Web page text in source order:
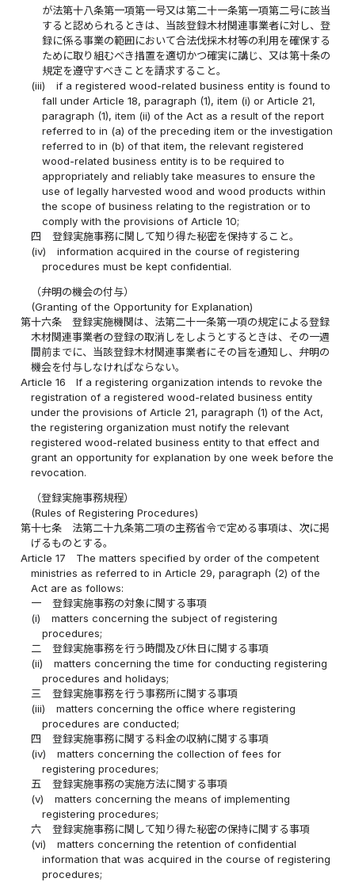
が法第十八条第一項第一号又は第二十一条第一項第二号に該当
すると認められるときは、当該登録木材関連事業者に対し、登
録に係る事業の範囲において合法伐採木材等の利用を確保する
ために取り組むべき措置を適切かつ確実に講じ、又は第十条の
規定を遵守すべきことを請求すること。
(iii)
if a registered wood-related business entity is found to
fall under Article 18, paragraph (1), item (i) or Article 21,
paragraph (1), item (ii) of the Act as a result of the report
referred to in (a) of the preceding item or the investigation
referred to in (b) of that item, the relevant registered
wood-related business entity is to be required to
appropriately and reliably take measures to ensure the
use of legally harvested wood and wood products within
the scope of business relating to the registration or to
comply with the provisions of Article 10;
四
登録実施事務に関して知り得た秘密を保持すること。
(iv)
information acquired in the course of registering
procedures must be kept confidential.
（弁明の機会の付与）
(Granting of the Opportunity for Explanation)
第十六条
登録実施機関は、法第二十一条第一項の規定による登録
木材関連事業者の登録の取消しをしようとするときは、その一週
間前までに、当該登録木材関連事業者にその旨を通知し、弁明の
機会を付与しなければならない。
Article 16
If a registering organization intends to revoke the
registration of a registered wood-related business entity
under the provisions of Article 21, paragraph (1) of the Act,
the registering organization must notify the relevant
registered wood-related business entity to that effect and
grant an opportunity for explanation by one week before the
revocation.
（登録実施事務規程）
(Rules of Registering Procedures)
第十七条
法第二十九条第二項の主務省令で定める事項は、次に掲
げるものとする。
Article 17
The matters specified by order of the competent
ministries as referred to in Article 29, paragraph (2) of the
Act are as follows:
一
登録実施事務の対象に関する事項
(i)
matters concerning the subject of registering
procedures;
二
登録実施事務を行う時間及び休日に関する事項
(ii)
matters concerning the time for conducting registering
procedures and holidays;
三
登録実施事務を行う事務所に関する事項
(iii)
matters concerning the office where registering
procedures are conducted;
四
登録実施事務に関する料金の収納に関する事項
(iv)
matters concerning the collection of fees for
registering procedures;
五
登録実施事務の実施方法に関する事項
(v)
matters concerning the means of implementing
registering procedures;
六
登録実施事務に関して知り得た秘密の保持に関する事項
(vi)
matters concerning the retention of confidential
information that was acquired in the course of registering
procedures;